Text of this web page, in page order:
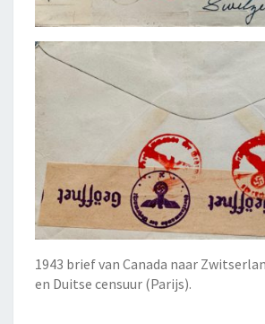
1943 brief van Canada naar
en Duitse censuur (Parijs).